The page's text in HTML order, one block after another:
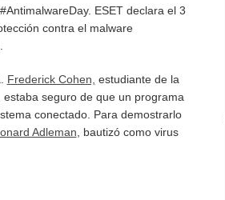
ESET declara el 3
contra el malware
Frederick Cohen, estudiante de la
seguro de que un programa
conectado. Para demostrarlo
Adleman , bautizó como virus